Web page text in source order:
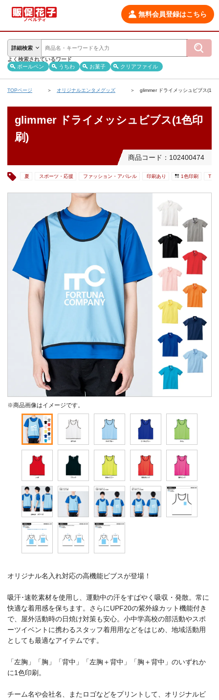
無料会員登録はこちら
詳細検索
よく検索されているワード
ボールペン
うちわ お菓子 クリアファイル
TOPページ オリジナルエンタメグッズ glimmer ドライメッシュビブス(1色
glimmer ドライメッシュビブス(1色印
刷)
商品コード：102400474
夏 スポーツ・応援 ファッション・アパレル 印刷あり 1色印刷 Tシ
※商品画像はイメージです。
オリジナル名入れ対応の高機能ビブスが登場！
吸汗･速乾素材を使用し、運動中の汗をすばやく吸収・発散。常に
快適な着用感を保ちます。さらにUPF20の紫外線カット機能付き
で、屋外活動時の日焼け対策も安心。小中学高校の部活動やスポ
ーツイベントに携わるスタッフ着用用などをはじめ、地域活動用
としても最適なアイテムです。
「左胸」「胸」「背中」「左胸＋背中」「胸＋背中」のいずれか
に1色印刷。
チーム名や会社名、またロゴなどをプリントして、オリジナルビ